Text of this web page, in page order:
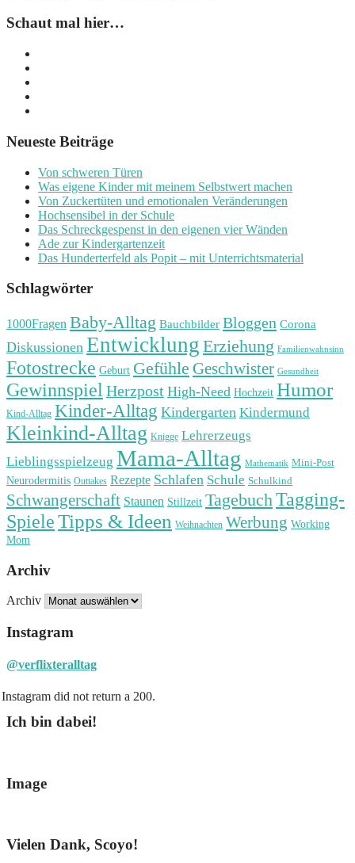
Schaut mal hier…
Neueste Beiträge
Von schweren Türen
Was eigene Kinder mit meinem Selbstwert machen
Von Zuckertüten und emotionalen Veränderungen
Hochsensibel in der Schule
Das Schreckgespenst in den eigenen vier Wänden
Ade zur Kindergartenzeit
Das Hunderterfeld als Popit – mit Unterrichtsmaterial
Schlagwörter
1000Fragen Baby-Alltag Bauchbilder Bloggen Corona
Diskussionen Entwicklung Erziehung Familienwahnsinn
Fotostrecke Geburt Gefühle Geschwister Gesundheit
Gewinnspiel Herzpost High-Need Hochzeit Humor
Kind-Alltag Kinder-Alltag Kindergarten Kindermund
Kleinkind-Alltag Knigge Lehrerzeugs
Lieblingsspielzeug Mama-Alltag Mathematik Mini-Post
Neurodermitis Outtakes Rezepte Schlafen Schule Schulkind
Schwangerschaft Staunen Stillzeit TagebuchTagging-
SpieleTipps & Ideen Weihnachten Werbung Working
Mom
Archiv
Archiv
Instagram
@verflixteralltag
Instagram did not return a 200.
Ich bin dabei!
Image
Vielen Dank, Scoyo!